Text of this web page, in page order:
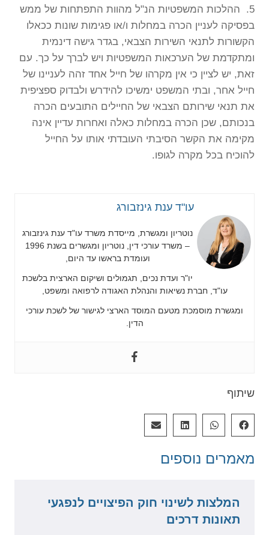
5. ההלכות המשפטיות הנ"ל מהוות התפתחות של ממש
בפסיקה לעניין הכרה במחלות ו/או פגימות שונות ככאלו
הקשורות לתנאי השירות הצבאי, בגדר גישה דינמית
ומתקדמת של הערכאות המשפטיות ויש לברך על כך. עם
זאת, יש לציין כי אין מקרהו של חייל אחד זהה לעניינו של
חייל אחר, ובתי המשפט ימשיכו להידרש ולבדוק ספציפית
את תנאי שירותם הצבאי של החיילים התובעים הכרה
בנכותם, שכן הכרה במחלות כאלה ואחרות עדיין אינה
מקימה את הקשר הסיבתי העובדתי אותו על החייל
להוכיח בכל מקרה לגופו.
עו"ד ענת גינזבורג
נוטריון ומגשרת, מייסדת משרד עו"ד ענת גינזבורג
– משרד עורכי דין, נוטריון ומגשרים בשנת 1996
ועומדת בראשו עד היום,
יו"ר ועדת נכים, תגמולים ושיקום הארצית בלשכת
עו"ד, חברת נשיאות והנהלת האגודה לרפואה ומשפט,
ומגשרת מוסמכת מטעם המוסד הארצי לגישור של לשכת עורכי
הדין.
שיתוף
מאמרים נוספים
המלצות לשינוי חוק הפיצויים לנפגעי
תאונות דרכים